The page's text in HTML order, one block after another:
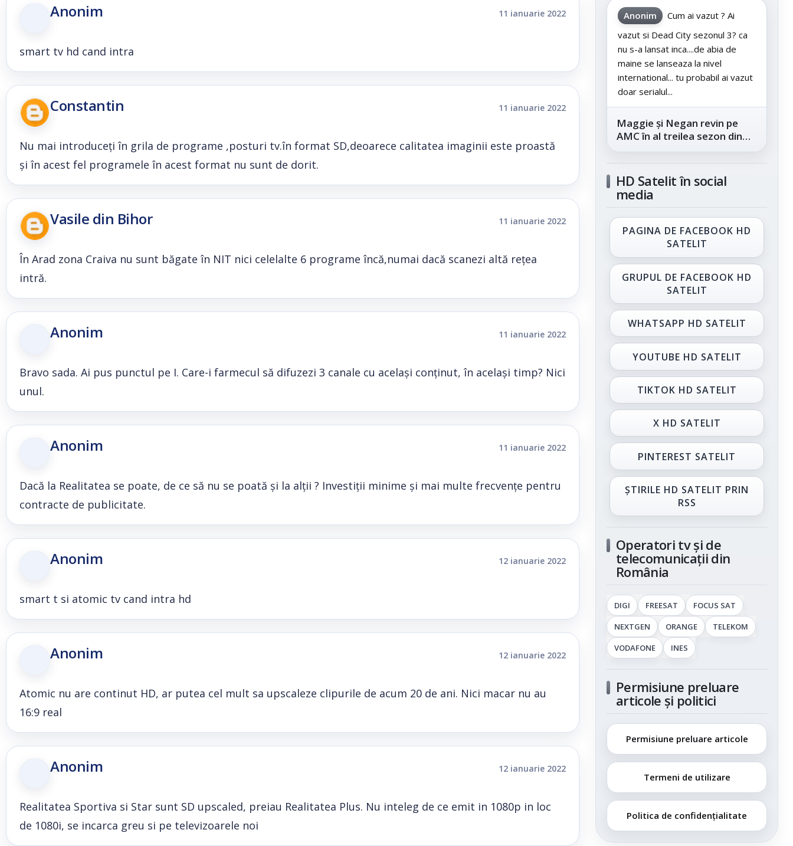
Anonim 11 ianuarie 2022
smart tv hd cand intra
Constantin 11 ianuarie 2022
Nu mai introduceți în grila de programe ,posturi tv.în format SD,deoarece calitatea imaginii este proastă
și în acest fel programele în acest format nu sunt de dorit.
Vasile din Bihor 11 ianuarie 2022
În Arad zona Craiva nu sunt băgate în NIT nici celelalte 6 programe încă,numai dacă scanezi altă rețea
intră.
Anonim 11 ianuarie 2022
Bravo sada. Ai pus punctul pe I. Care-i farmecul să difuzezi 3 canale cu același conținut, în același timp? Nici
unul.
Anonim 11 ianuarie 2022
Dacă la Realitatea se poate, de ce să nu se poată și la alții ? Investiții minime și mai multe frecvențe pentru
contracte de publicitate.
Anonim 12 ianuarie 2022
smart t si atomic tv cand intra hd
Anonim 12 ianuarie 2022
Atomic nu are continut HD, ar putea cel mult sa upscaleze clipurile de acum 20 de ani. Nici macar nu au
16:9 real
Anonim 12 ianuarie 2022
Realitatea Sportiva si Star sunt SD upscaled, preiau Realitatea Plus. Nu inteleg de ce emit in 1080p in loc
de 1080i, se incarca greu si pe televizoarele noi
Anonim
Cum ai vazut ? Ai
vazut si Dead City sezonul 3? ca
nu s-a lansat inca....de abia de
maine se lanseaza la nivel
international... tu probabil ai vazut
doar serialul...
Maggie și Negan revin pe
AMC în al treilea sezon din
„The Walking Dead: Dead
HD Satelit în social
media
PAGINA DE FACEBOOK HD
SATELIT
GRUPUL DE FACEBOOK HD
SATELIT
WHATSAPP HD SATELIT
YOUTUBE HD SATELIT
TIKTOK HD SATELIT
X HD SATELIT
PINTEREST SATELIT
ȘTIRILE HD SATELIT PRIN
RSS
Operatori tv și de
telecomunicații din
România
DIGI FREESAT
FOCUS SAT
NEXTGEN
ORANGE
TELEKOM
VODAFONE
INES
Permisiune preluare
articole și politici
Permisiune preluare articole
Termeni de utilizare
Politica de confidențialitate